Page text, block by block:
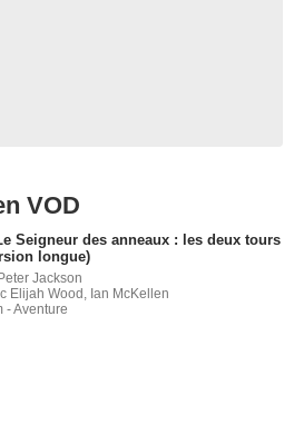
VOD
Seigneur des anneaux : les deux tours
longue)
Jackson
Elijah Wood, Ian McKellen
- Aventure